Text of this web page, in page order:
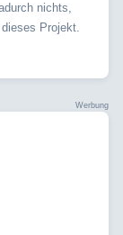
nichts,
Projekt.
Werbung